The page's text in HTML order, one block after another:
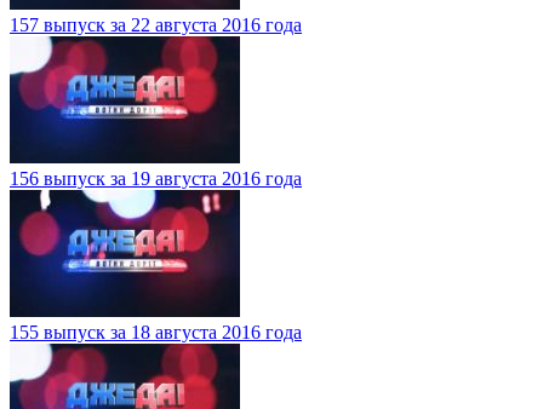
157 выпуск за 22 августа 2016 года
156 выпуск за 19 августа 2016 года
155 выпуск за 18 августа 2016 года